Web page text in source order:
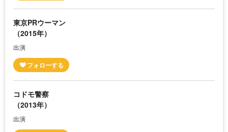
東京PRウーマン
（2015年）
出演
コドモ警察
（2013年）
出演